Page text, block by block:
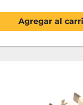
Agregar al